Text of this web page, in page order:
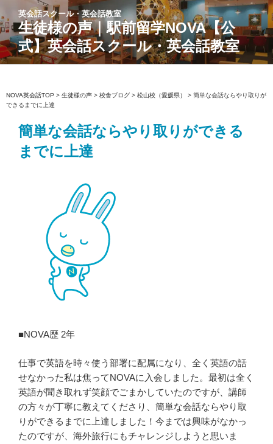
ン
テ
ン
ツ
ス
英会話スクール・英会話教室
生徒様の声｜駅前留学NOVA【公
式】英会話スクール・英会話教室
NOVA英会話TOP > 生徒様の声 > 校舎ブログ > 松山校（愛媛県） > 簡単な会話ならやり取りが
できるまでに上達
簡単な会話ならやり取りができる
までに上達
■NOVA歴 2年
仕事で英語を時々使う部署に配属になり、全く英語の話
せなかった私は焦ってNOVAに入会しました。最初は全く
英語が聞き取れず笑顔でごまかしていたのですが、講師
の方々が丁寧に教えてくださり、簡単な会話ならやり取
りができるまでに上達しました！今までは興味がなかっ
たのですが、海外旅行にもチャレンジしようと思いま